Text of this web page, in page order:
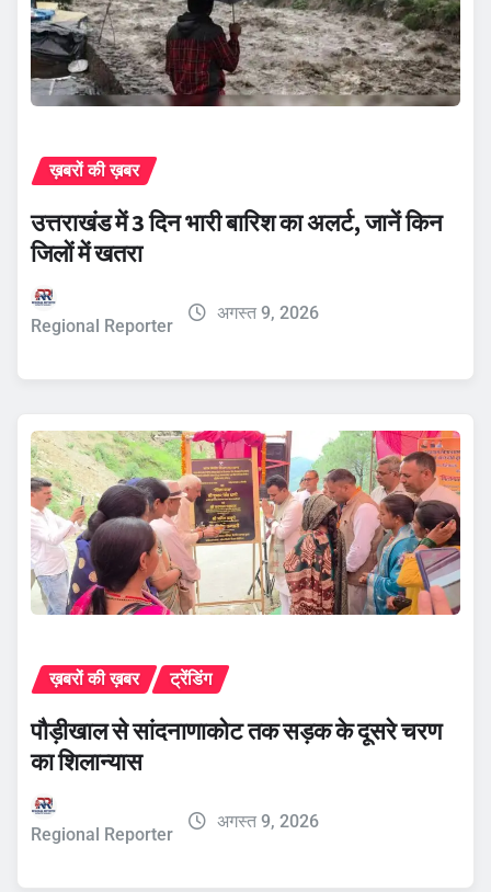
ख़बरों की ख़बर
उत्तराखंड में 3 दिन भारी बारिश का अलर्ट, जानें किन
जिलों में खतरा
Regional Reporter
अगस्त 9, 2026
ख़बरों की ख़बर ट्रेंडिंग
पौड़ीखाल से सांदनाणाकोट तक सड़क के दूसरे चरण
का शिलान्यास
Regional Reporter
अगस्त 9, 2026